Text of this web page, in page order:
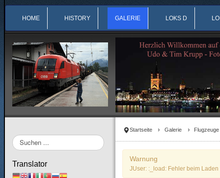
HOME HISTORY GALERIE LOKS D
Startseite Galerie Flugzeuge
Warnung
JUser: :_load: Fehler beim
Suchen
...
Translator